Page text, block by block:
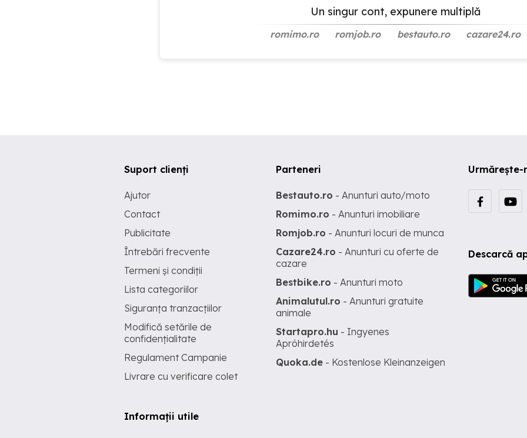
Un singur cont, expunere multiplă
romimo.ro romjob.ro bestauto.ro cazare24.ro
Urmărește-
Descarcă
Suport clienți
Ajutor
Contact
Publicitate
Întrebări frecvente
Termeni și condiții
Lista categoriilor
Siguranța tranzacțiilor
Modifică setările de
confidențialitate
Regulament Campanie
Livrare cu verificare colet
Informații utile
Parteneri
Bestauto.ro - Anunturi auto/moto
Romimo.ro - Anunturi imobiliare
Romjob.ro - Anunturi locuri de munca
Cazare24.ro - Anunturi cu oferte de
cazare
Bestbike.ro - Anunturi moto
Animalutul.ro - Anunturi gratuite
animale
Startapro.hu - Ingyenes
Apróhirdetés
Quoka.de - Kostenlose Kleinanzeigen